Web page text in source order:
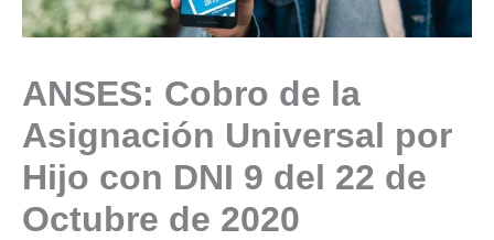
ANSES: Cobro de la
Asignación Universal por
Hijo con DNI 9 del 22 de
Octubre de 2020